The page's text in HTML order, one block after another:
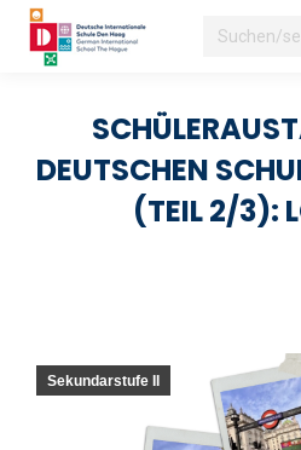
Suchen:
DEUTSCHEN
(TEIL 2/3):
Sekundarstufe II